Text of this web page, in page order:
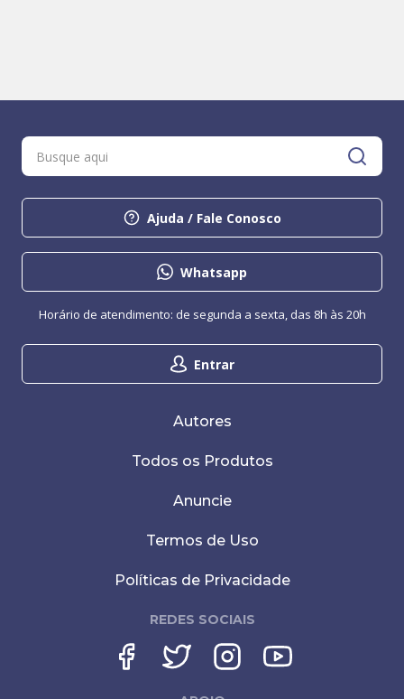
Ajuda / Fale Conosco
Whatsapp
Entrar
Horário de atendimento: de segunda a sexta, das 8h às 20h
Autores
Todos os Produtos
Anuncie
Termos de Uso
Políticas de Privacidade
REDES SOCIAIS